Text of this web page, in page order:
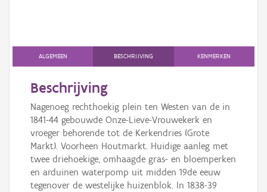
Persoon of collectief
Aanmelden
ALGEMEEN BESCHRIJVING KENMERKEN
Beschrijving
Nagenoeg rechthoekig plein ten Westen van de in
1841-44 gebouwde Onze-Lieve-Vrouwekerk en
vroeger behorende tot de Kerkendries (Grote
Markt). Voorheen Houtmarkt. Huidige aanleg met
twee driehoekige, omhaagde gras- en bloemperken
en arduinen waterpomp uit midden 19de eeuw
tegenover de westelijke huizenblok. In 1838-39